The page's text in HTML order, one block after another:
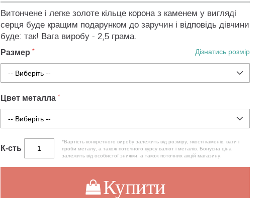
Витончене і легке золоте кільце корона з каменем у вигляді
серця буде кращим подарунком до заручин і відповідь дівчини
буде: так! Вага виробу - 2,5 грама.
Размер Дізнатись розмір
Цвет металла
К-сть
*Вартість конкретного виробу залежить від розміру, якості каменів, ваги і
проби металу, а також поточного курсу валют і металів. Бонусна ціна
залежить від особистої знижки, а також поточних акцій магазину.
Купити